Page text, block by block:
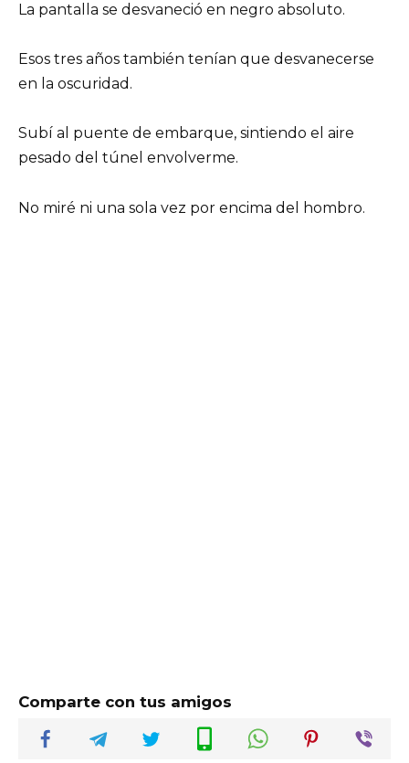
La pantalla se desvaneció en negro absoluto.
Esos tres años también tenían que desvanecerse
en la oscuridad.
Subí al puente de embarque, sintiendo el aire
pesado del túnel envolverme.
No miré ni una sola vez por encima del hombro.
Comparte con tus amigos